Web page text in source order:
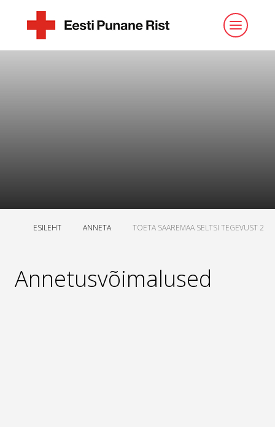
ESILEHT ANNETA TOETA SAAREMAA SELTSI TEGEVUST 2
Annetusvõimalused